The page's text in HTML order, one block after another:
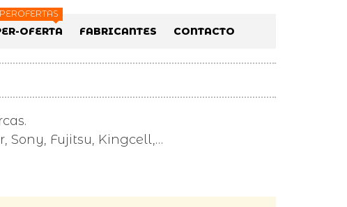
OFERTA FABRICANTES CONTACTO
Sony, Fujitsu, Kingcell,…